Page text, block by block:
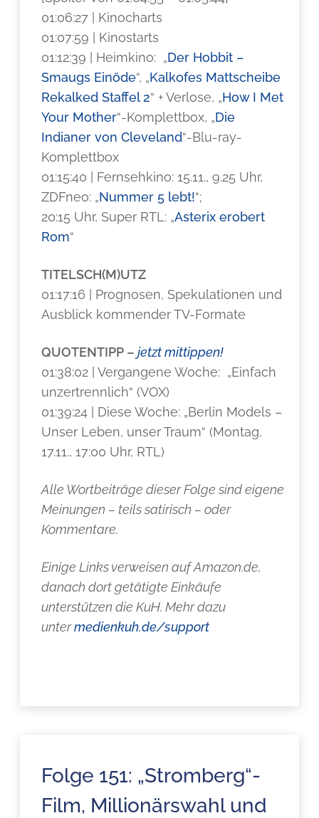
01:06:27 | Kinocharts
01:07:59 | Kinostarts
01:12:39 | Heimkino: „Der Hobbit –
Smaugs Einöde“, „Kalkofes Mattscheibe
Rekalked Staffel 2“ + Verlose, „How I Met
Your Mother“-Komplettbox, „Die
Indianer von Cleveland“-Blu-ray-
Komplettbox
01:15:40 | Fernsehkino: 15.11., 9.25 Uhr,
ZDFneo: „Nummer 5 lebt!“;
20:15 Uhr, Super RTL: „Asterix erobert
Rom“
TITELSCH(M)UTZ
01:17:16 | Prognosen, Spekulationen und
Ausblick kommender TV-Formate
QUOTENTIPP –jetzt mittippen!
01:38:02 | Vergangene Woche: „Einfach
unzertrennlich“ (VOX)
01:39:24 | Diese Woche: „Berlin Models –
Unser Leben, unser Traum“ (Montag,
17.11., 17:00 Uhr, RTL)
Alle Wortbeiträge dieser Folge sind eigene
Meinungen – teils satirisch – oder
Kommentare.
Einige Links verweisen auf Amazon.de,
danach dort getätigte Einkäufe
unterstützen die KuH. Mehr dazu
untermedienkuh.de/support
Folge 151: „Stromberg“-
Film, Millionärswahl und